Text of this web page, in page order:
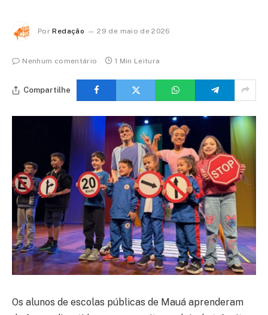
Por Redação 29 de maio de 2026
Nenhum comentário 1 Min Leitura
Compartilhe
Os alunos de escolas públicas de Mauá aprenderam